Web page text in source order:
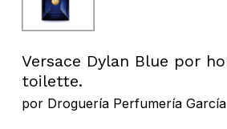
Versace Dylan Blue por
toilette.
por Droguería Perfumería García